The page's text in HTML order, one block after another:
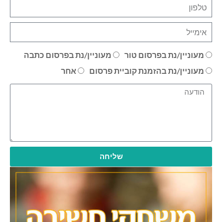
מעוניין/נת בפרסום טור
מעוניין/נת בפרסום כתבה
מעוניין/נת בהזמנת קוביית פרסום
אחר
שליחה